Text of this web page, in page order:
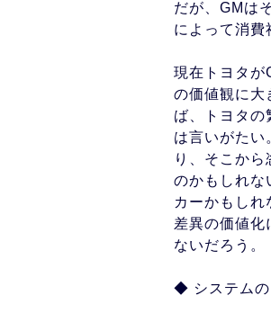
だが、GMは
によって消費
現在トヨタが
の価値観に大
ば、トヨタの
は言いがたい
り、そこか
のかもしれな
カーかもし
差異の価値化
ないだろう。
◆ システム